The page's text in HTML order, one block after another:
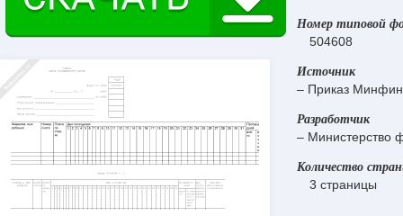
Номер типовой
504608
Источник
– Приказ
Разработчик
– Министерство
Количество
3 страницы